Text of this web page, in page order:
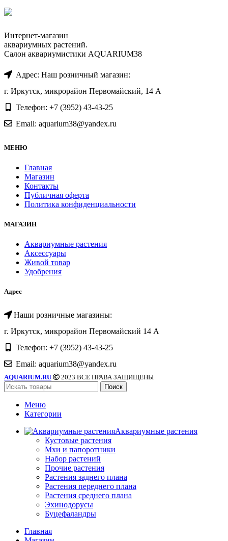
Интернет-магазин
аквариумных растений.
Салон аквариумистики AQUARIUM38
Адрес: Наш розничный магазин:
г. Иркутск, микрорайон Первомайский, 14 А
Телефон: +7 (3952) 43-43-25
Email: aquarium38@yandex.ru
МЕНЮ
Главная
Магазин
Контакты
Публичная оферта
Политика конфиденциальности
МАГАЗИН
Аквариумные растения
Аксессуары
Живой товар
Удобрения
Адрес
Наши розничные магазины:
г. Иркутск, микрорайон Первомайский 14 А
Телефон: +7 (3952) 43-43-25
Email: aquarium38@yandex.ru
AQUARIUM.RU
2023 ВСЕ ПРАВА ЗАЩИЩЕНЫ
Поиск
Меню
Категории
Аквариумные растения
Кустовые растения
Мхи и папоротники
Набор растений
Прочие растения
Растения заднего плана
Растения переднего плана
Растения среднего плана
Эхинодорусы
Буцефаландры
Главная